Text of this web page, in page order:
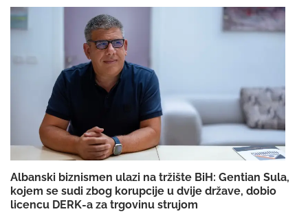
Albanski biznismen ulazi na tržište BiH: Gentian Sula,
kojem se sudi zbog korupcije u dvije države, dobio
licencu DERK-a za trgovinu strujom